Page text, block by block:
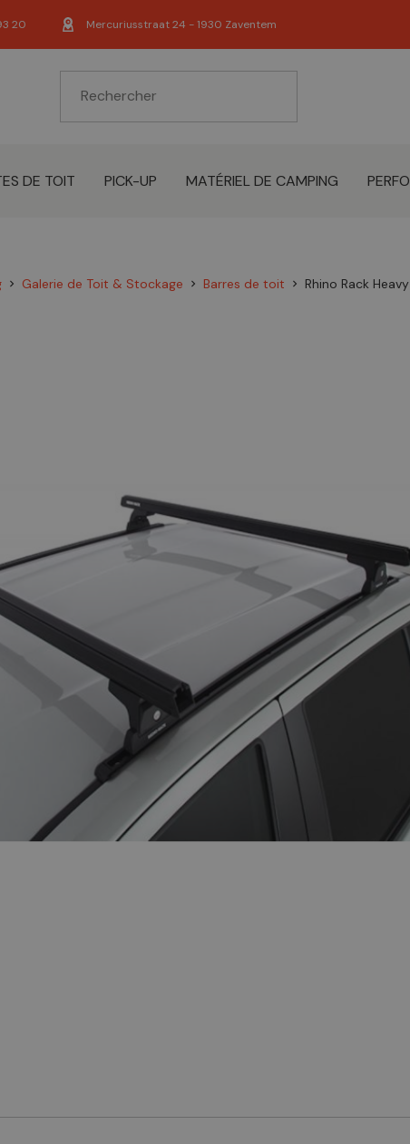
20 Mercuriusstraat 24 - 1930 Zaventem
DE TOIT PICK-UP MATÉRIEL DE CAMPING
chevron_right Galerie de Toit & Stockage chevron_right Barres de toit chevron_right Rhino Rack